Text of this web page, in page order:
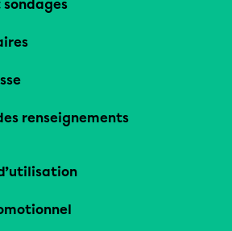
sondages
renseignements